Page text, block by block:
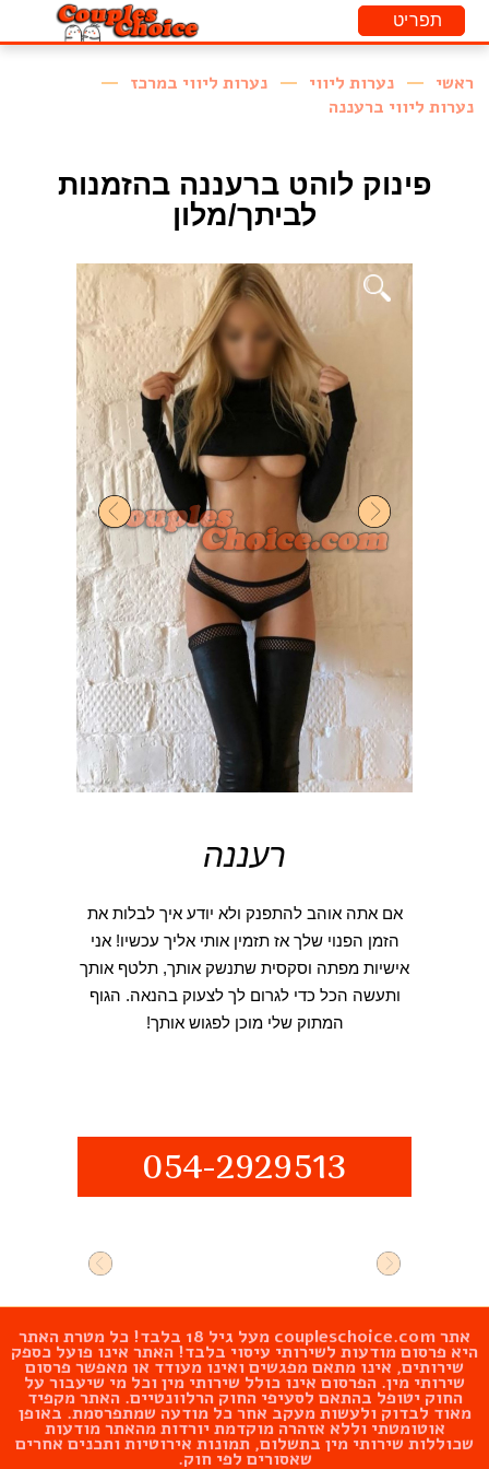
ראשי נערות ליווי
נערות ליווי במרכז
נערות ליווי ברעננה
פינוק לוהט ברעננה בהזמנות
לביתך/מלון
054-2929513
רעננה
אם אתה אוהב להתפנק ולא יודע איך לבלות את
הזמן הפנוי שלך אז תזמין אותי אליך עכשיו! אני
אישיות מפתה וסקסית שתנשק אותך, תלטף אותך
ותעשה הכל כדי לגרום לך לצעוק בהנאה. הגוף
המתוק שלי מוכן לפגוש אותך!
אתרcoupleschoice.com מעל גיל 18 בלבד! כל מטרת האתר
היא פרסום מודעות לשירותי עיסוי בלבד! האתר אינו פועל כספק
שירותים, אינו מתאם מפגשים ואינו מעודד או מאפשר פרסום
שירותי מין. הפרסום אינו כולל שירותי מין וכל מי שיעבור על
החוק יטופל בהתאם לסעיפי החוק הרלוונטיים. האתר מקפיד
מאוד לבדוק ולעשות מעקב אחר כל מודעה שמתפרסמת. באופן
אוטומטתי וללא אזהרה מוקדמת יורדות מהאתר מודעות
שכוללות שירותי מין בתשלום, תמונות אירוטיות ותכנים אחרים
שאסורים לפי חוק.